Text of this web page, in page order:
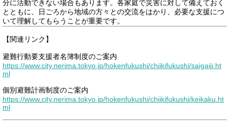
分に活動できない場合もあります。各家庭で災害に対して備えておく
とともに、日ごろから地域の方々との交流をはかり、必要な支援につ
いて理解してもらうことが重要です。
【関連リンク】
避難行動要支援者名簿制度のご案内
https://www.city.nerima.tokyo.jp/hokenfukushi/chiikifukushi/saigaiji.ht
ml
個別避難計画制度のご案内
https://www.city.nerima.tokyo.jp/hokenfukushi/chiikifukushi/keikaku.ht
ml